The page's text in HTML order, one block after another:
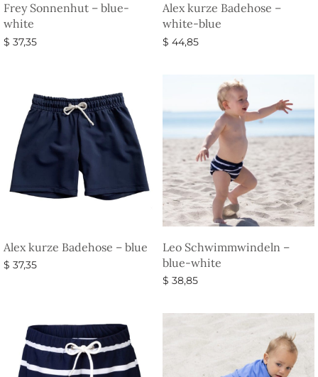
Frey Sonnenhut – blue-
white
$ 37,35
Alex kurze Badehose –
white-blue
$ 44,85
Alex kurze Badehose – blue
$ 37,35
Leo Schwimmwindeln –
blue-white
$ 38,85